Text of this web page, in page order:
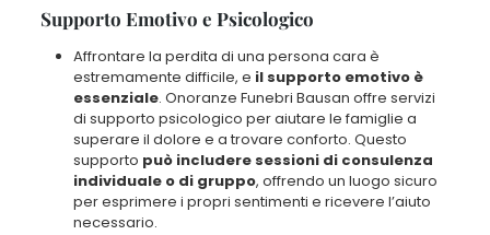
Supporto Emotivo e Psicologico
Affrontare la perdita di una persona cara è
estremamente difficile, e il supporto emotivo è
essenziale. Onoranze Funebri Bausan offre servizi
di supporto psicologico per aiutare le famiglie a
superare il dolore e a trovare conforto. Questo
supporto può includere sessioni di consulenza
individuale o di gruppo, offrendo un luogo sicuro
per esprimere i propri sentimenti e ricevere l’aiuto
necessario.